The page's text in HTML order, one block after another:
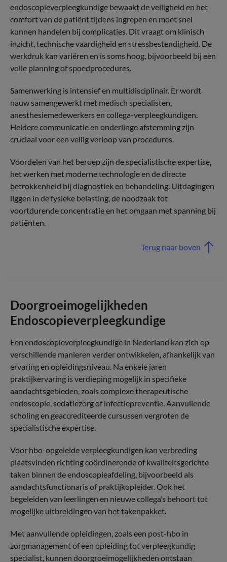
endoscopieverpleegkundige bewaakt de veiligheid en het
comfort van de patiënt tijdens ingrepen en moet snel
kunnen handelen bij complicaties. Dit vraagt om klinisch
inzicht, technische vaardigheid en stressbestendigheid. De
werkdruk kan variëren en is soms hoog, bijvoorbeeld bij een
volle planning of spoedprocedures.
Samenwerking is intensief en multidisciplinair. Er wordt
nauw samengewerkt met medisch specialisten,
anesthesiemedewerkers en collega-verpleegkundigen.
Heldere communicatie en onderlinge afstemming zijn
cruciaal voor een veilig verloop van procedures.
Voordelen van het beroep zijn de specialistische expertise,
het werken met moderne technologie en de directe
betrokkenheid bij diagnostiek en behandeling. Uitdagingen
liggen in de fysieke belasting, de noodzaak tot
voortdurende concentratie en het omgaan met spanning bij
patiënten.
Terug naar boven
Doorgroeimogelijkheden
Endoscopieverpleegkundige
Een endoscopieverpleegkundige in Nederland kan zich op
verschillende manieren verder ontwikkelen, afhankelijk van
ervaring en opleidingsniveau. Na enkele jaren
praktijkervaring is verdieping mogelijk in specifieke
aandachtsgebieden, zoals complexe therapeutische
endoscopie, sedatiezorg of infectiepreventie. Aanvullende
scholing en geaccrediteerde cursussen vergroten de
specialistische expertise.
Voor hbo-opgeleide verpleegkundigen kan verbreding
plaatsvinden richting coördinerende of kwaliteitsgerichte
taken binnen de endoscopieafdeling, bijvoorbeeld als
aandachtsfunctionaris of praktijkopleider. Ook het
begeleiden van leerlingen en nieuwe collega’s behoort tot
mogelijke uitbreidingen van het takenpakket.
Met aanvullende opleidingen, zoals een post-hbo in
zorgmanagement of een opleiding tot verpleegkundig
specialist, kunnen doorgroeimogelijkheden ontstaan